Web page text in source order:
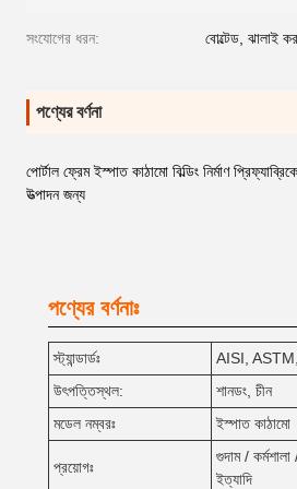
সংযোগের ধরন: বোল্টেড, ঝালাই
পণ্যের বর্ণনা
পোর্টাল ফ্রেম ইস্পাত কাঠামো বিল্ডিং নির্মাণ
উত্পাদন জন্য
পণ্যের বর্ণনাঃ
স্ট্যান্ডার্ডঃ AISI,
উৎপত্তিস্থল:
শানডং, চীন
মডেল নম্বরঃ
ইস্পাত কাঠামো
প্রয়োগঃ
গুদাম /
ইত্যাদি